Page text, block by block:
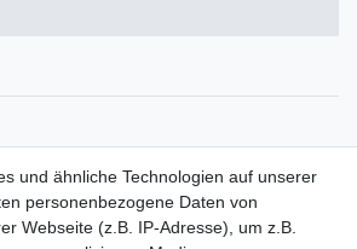
Übernehmen
und ähnliche Technologien auf unserer
personenbezogene Daten von
Webseite (z.B. IP-Adresse), um z.B.